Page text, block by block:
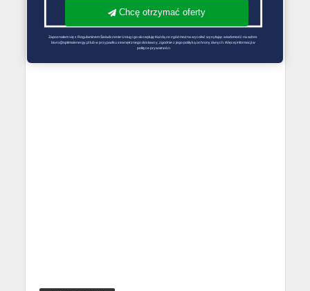
Chcę otrzymać oferty
Zapoznałem się z Regulaminem Świadczenie Usług i go akceptuję Każdą ze zgód można wycofać wysyłając wiadomość na adres
biuro@optimalenergy.pl lub w przypadku zewnętrznego dostawcy, zgodnie z jego polityką ochrony danych. Więcej informacji w
polityce prywatności